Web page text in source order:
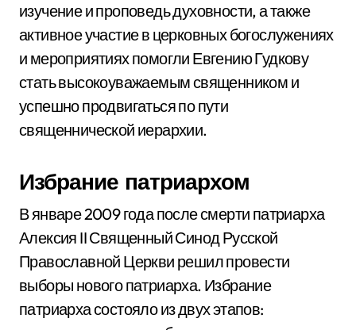
изучение и проповедь духовности, а также
активное участие в церковных богослужениях
и мероприятиях помогли Евгению Гудкову
стать высокоуважаемым священником и
успешно продвигаться по пути
священнической иерархии.
Избрание патриархом
В январе 2009 года после смерти патриарха
Алексия II Священный Синод Русской
Православной Церкви решил провести
выборы нового патриарха. Избрание
патриарха состояло из двух этапов: